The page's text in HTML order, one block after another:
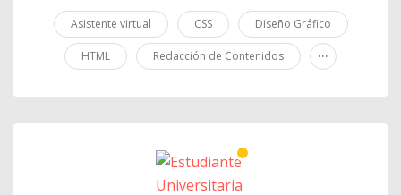
Asistente virtual CSS Diseño Gráfico
HTML Redacción de Contenidos ...